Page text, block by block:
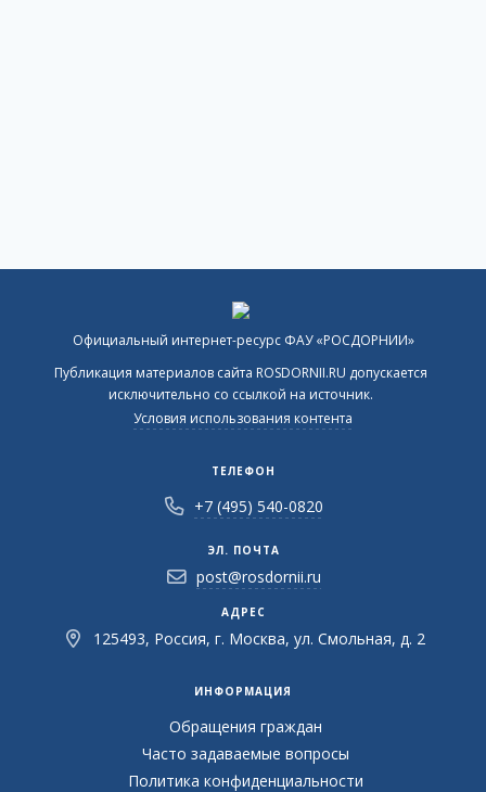
Официальный интернет-ресурс ФАУ «РОСДОРНИИ»
Публикация материалов сайта ROSDORNII.RU допускается
исключительно со ссылкой на источник.
Условия использования контента
ТЕЛЕФОН
+7 (495) 540-0820
ЭЛ. ПОЧТА
post@rosdornii.ru
АДРЕС
125493, Россия, г. Москва, ул. Смольная, д. 2
ИНФОРМАЦИЯ
Обращения граждан
Часто задаваемые вопросы
Политика конфиденциальности